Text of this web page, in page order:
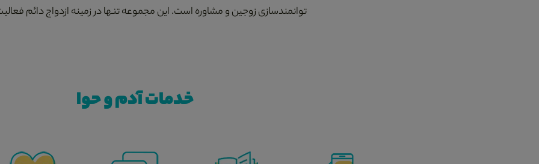
توانمندسازی زوجین و مشاوره است. این مجموعه تنها در زمینه ازدواج دائم
خدمات آدم و حوا